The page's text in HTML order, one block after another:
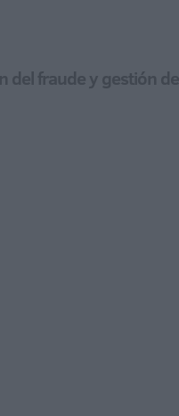
del fraude y gestión